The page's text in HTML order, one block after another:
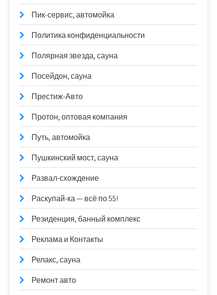
Пик-сервис, автомойка
Политика конфиденциальности
Полярная звезда, сауна
Посейдон, сауна
Престиж-Авто
Протон, оптовая компания
Путь, автомойка
Пушкинский мост, сауна
Развал-схождение
Раскупай-ка — всё по 55!
Резиденция, банный комплекс
Реклама и Контакты
Релакс, сауна
Ремонт авто